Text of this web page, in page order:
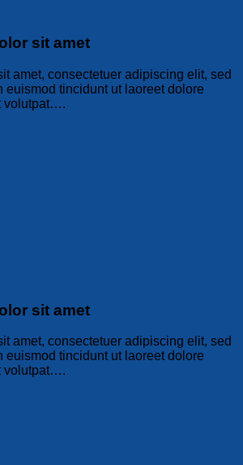
sit amet
amet, consectetuer adipiscing elit, sed
euismod tincidunt ut laoreet dolore
volutpat….
sit amet
amet, consectetuer adipiscing elit, sed
euismod tincidunt ut laoreet dolore
volutpat….